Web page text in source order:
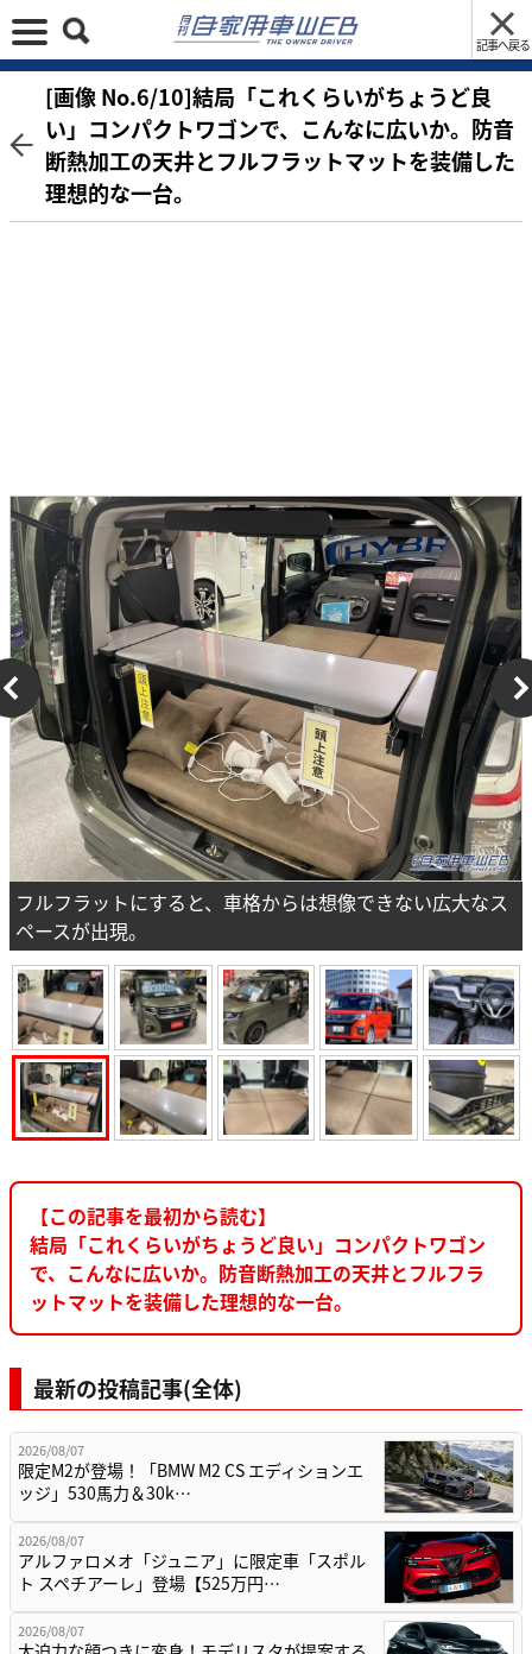
記事へ戻る
[画像 No.6/10]結局「これくらいがちょうど良
い」コンパクトワゴンで、こんなに広いか。防音
断熱加工の天井とフルフラットマットを装備した
理想的な一台。
フルフラットにすると、車格からは想像できない広大なス
ペースが出現。
【この記事を最初から読む】
結局「これくらいがちょうど良い」コンパクトワゴン
で、こんなに広いか。防音断熱加工の天井とフルフラ
ットマットを装備した理想的な一台。
最新の投稿記事(全体)
2026/08/07
限定M2が登場！「BMW M2 CS エディションエ
ッジ」530馬力＆30k…
2026/08/07
アルファロメオ「ジュニア」に限定車「スポル
ト スペチアーレ」登場【525万円…
2026/08/07